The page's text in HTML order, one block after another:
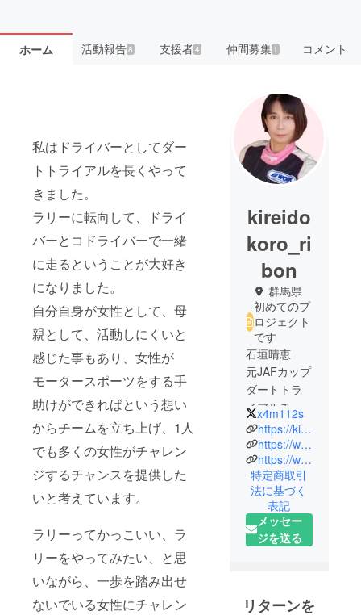
ホーム 活動報告8 支援者4 仲間募集 1 コメント
私はドライバーとしてダー
トトライアルを長くやって
きました。
ラリーに転向して、ドライ
バーとコドライバーで一緒
に走るということが大好き
になりました。
自分自身が女性として、母
親として、活動しにくいと
感じた事もあり、女性が
モータースポーツをする手
助けができればという想い
からチームを立ち上げ、1人
でも多くの女性がチャレン
ジするチャンスを提供した
いと考えています。
ラリーってかっこいい、ラ
リーをやってみたい、と思
いながら、一歩を踏み出せ
ないでいる女性にチャレン
kireido
koro_ri
bon
群馬県
初めてのプ
ロジェクト
です
石垣晴恵
元JAFカップ
ダートトラ
イアルチャ
ンピオン
ダートトラ
イアルから
ラリーへ転
向し、ドラ
イバー・コ
ドライ
バー、ラ
本と経験を
x4m112s
https://kireidokoro.info/
https://www.facebook.com/RT.Kireidokoro
https://www.instagram.com/harue.ishigaki/?hl=ja
特定商取引
法に基づく
表記
メッセー
ジを送る
リターンを